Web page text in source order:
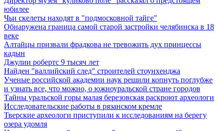
юбилее
Чьи скелеты находят в "подмосковной тайге"
Обнаружена граница самой старой застройки челябинска в 18
веке
Алтайцы призвали фрадкова не тревожить дух принцессы
кадын
Джулии робертс 9 тысяч лет
Найден "валлийский след" строителей стоунхенджа
Ученые российской академии наук решили копнуть поглубже
и узнать все, что можно, о южноуральской стране городов
Тайны уральской горы малая березовская раскроют археологи
Исследовательские работы в рязанском кремле
Тверские археологи приступили к исследованиям на берегу
озера удомля